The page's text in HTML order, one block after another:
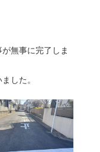
無事に完了しま
した。